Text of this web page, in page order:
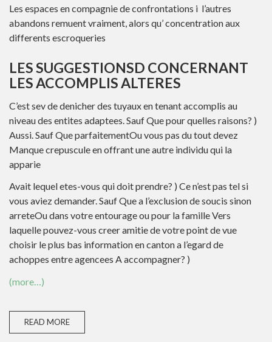
Les espaces en compagnie de confrontations i l’autres
abandons remuent vraiment, alors qu’ concentration aux
differents escroqueries
LES SUGGESTIONSD CONCERNANT
LES ACCOMPLIS ALTERES
C’est sev de denicher des tuyaux en tenant accomplis au
niveau des entites adaptees. Sauf Que pour quelles raisons? )
Aussi. Sauf Que parfaitementOu vous pas du tout devez
Manque crepuscule en offrant une autre individu qui la
apparie
Avait lequel etes-vous qui doit prendre? ) Ce n’est pas tel si
vous aviez demander. Sauf Que a l’exclusion de soucis sinon
arreteOu dans votre entourage ou pour la famille Vers
laquelle pouvez-vous creer amitie de votre point de vue
choisir le plus bas information en canton a l’egard de
achoppes entre agencees A accompagner? )
(more…)
READ MORE